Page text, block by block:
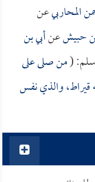
المحاربيعن
حبيشعنأبي بن
(من صلى على
قيراط، والذي نفس